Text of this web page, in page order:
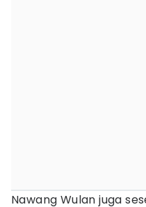
Nawang Wulan juga